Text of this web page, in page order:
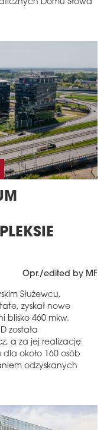
Domu Słowa
Opr./edited by MF
Służewcu,
zyskał nowe
blisko 460 mkw.
została
a za jej realizację
około 160 osób
odzyskanych